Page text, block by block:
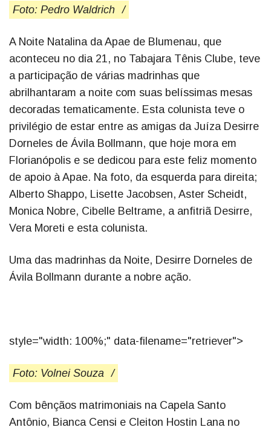
Foto: Pedro Waldrich /
A Noite Natalina da Apae de Blumenau, que
aconteceu no dia 21, no Tabajara Tênis Clube, teve
a participação de várias madrinhas que
abrilhantaram a noite com suas belíssimas mesas
decoradas tematicamente. Esta colunista teve o
privilégio de estar entre as amigas da Juíza Desirre
Dorneles de Ávila Bollmann, que hoje mora em
Florianópolis e se dedicou para este feliz momento
de apoio à Apae. Na foto, da esquerda para direita;
Alberto Shappo, Lisette Jacobsen, Aster Scheidt,
Monica Nobre, Cibelle Beltrame, a anfitriã Desirre,
Vera Moreti e esta colunista.
Uma das madrinhas da Noite, Desirre Dorneles de
Ávila Bollmann durante a nobre ação.
style="width: 100%;" data-filename="retriever">
Foto: Volnei Souza /
Com bênçãos matrimoniais na Capela Santo
Antônio, Bianca Censi e Cleiton Hostin Lana no